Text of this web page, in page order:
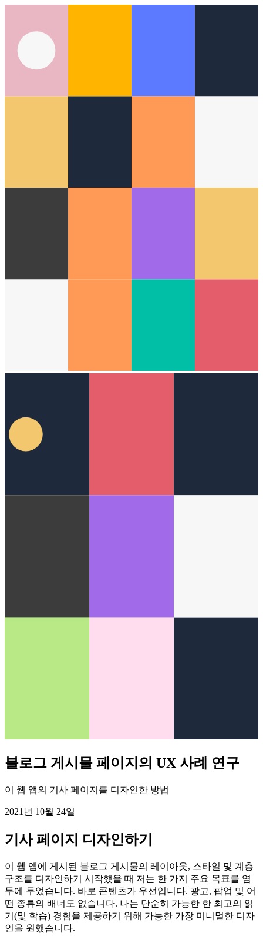
블로그 게시물 페이지의 UX 사례 연구
이 웹 앱의 기사 페이지를 디자인한 방법
기사 페이지 디자인하기
이 웹 앱에 게시된 블로그 게시물의 레이아웃, 스타일 및 계층
구조를 디자인하기 시작했을 때 저는 한 가지 주요 목표를 염